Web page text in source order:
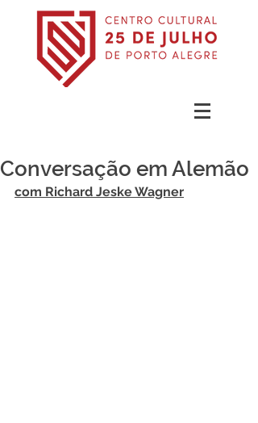
Conversação em Alemão
com Richard Jeske Wagner